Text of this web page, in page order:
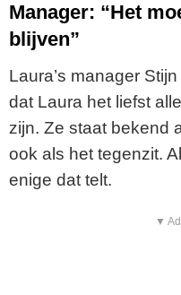
Manager: “Het
blijven”
Laura’s manager
dat Laura het liefst
zijn. Ze staat bekend
ook als het tegenzit.
enige dat telt.
▼